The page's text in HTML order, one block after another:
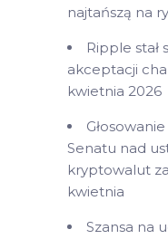
najtańszą na
Ripple stał
akceptacji
kwietnia 2026
Senatu nad
kryptowalut
kwietnia
Szansa na